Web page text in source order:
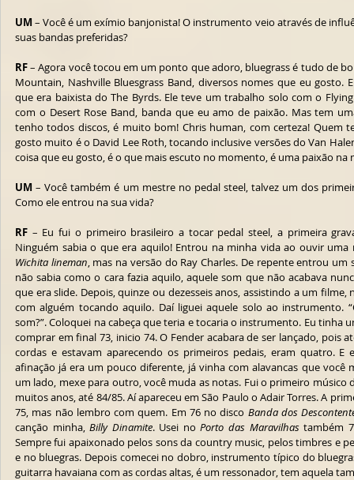
UM – Você é um exímio banjonista! O instrumento veio através de
suas bandas preferidas?
RF – Agora você tocou em um ponto que adoro, bluegrass é tudo de
Mountain, Nashville Bluesgrass Band, diversos nomes que eu gosto.
que era baixista do The Byrds. Ele teve um trabalho solo com o
com o Desert Rose Band, banda que eu amo de paixão. Mas tem
tenho todos discos, é muito bom! Chris human, com certeza! Quem
gosto muito é o David Lee Roth, tocando inclusive versões do Van
coisa que eu gosto, é o que mais escuto no momento, é uma paixão na
UM – Você também é um mestre no pedal steel, talvez um dos
Como ele entrou na sua vida?
RF – Eu fui o primeiro brasileiro a tocar pedal steel, a primeira
Wichita lineman, mas na versão do Ray Charles. De repente entrou
não sabia como o cara fazia aquilo, aquele som que não acabava
que era slide. Depois, quinze ou dezesseis anos, assistindo a um
com alguém tocando aquilo. Daí liguei aquele solo ao instrumento.
som?”. Coloquei na cabeça que teria e tocaria o instrumento. Eu tinha
comprar em final 73, inicio 74. O Fender acabara de ser lançado, pois
cordas e estavam aparecendo os primeiros pedais, eram quatro. E
afinação já era um pouco diferente, já vinha com alavancas que você
um lado, mexe para outro, você muda as notas. Fui o primeiro
muitos anos, até 84/85. Aí apareceu em São Paulo o Adair Torres. A
75, mas não lembro com quem. Em 76 no disco Banda dos
canção minha, Billy Dinamite. Usei no Porto das Maravilhas também
Sempre fui apaixonado pelos sons da country music, pelos timbres e
e no bluegras. Depois comecei no dobro, instrumento típico do
guitarra havaiana com as cordas altas, é um ressonador, tem aquela